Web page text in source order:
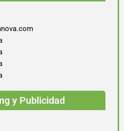
y Publicidad